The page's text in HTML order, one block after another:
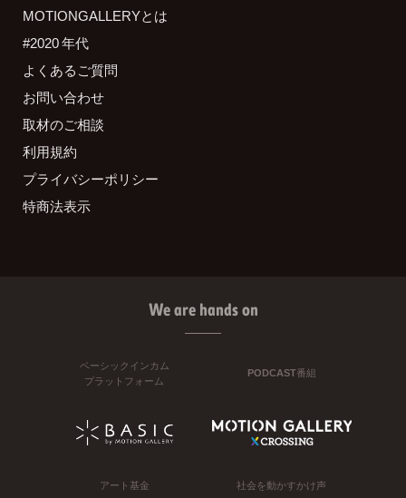
MOTIONGALLERYとは
#2020 年代
よくあるご質問
お問い合わせ
取材のご相談
利用規約
プライバシーポリシー
特商法表示
We are hands on
ベーシックインカム
プラットフォーム
PODCAST番組
アート基金 社会を動かすかけ声